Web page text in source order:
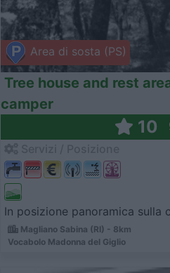
Area di sosta (PS)
Tree house and rest
camper
10
In posizione panoramica sulla
Magliano Sabina (RI) - 8km
Vocabolo Madonna del Giglio